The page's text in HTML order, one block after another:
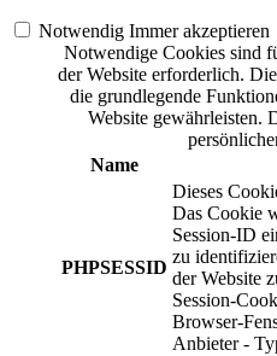
Notwendig Immer akzeptieren
Notwendige Cookies sind
der Website erforderlich.
die grundlegende
Website gewährleisten.
Name
PHPSESSID
Dieses
Das Cookie
Session-ID
zu
der Website
Session-
Browser-
Anbieter -